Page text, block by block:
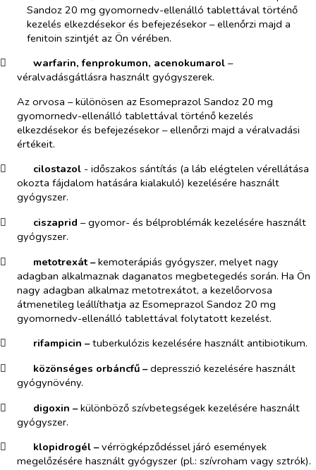
Sandoz 20 mg gyomornedv-ellenálló tablettával történő
kezelés elkezdésekor és befejezésekor – ellenőrzi majd a
fenitoin szintjét az Ön vérében.
​
warfarin, fenprokumon, acenokumarol –
véralvadásgátlásra használt gyógyszerek.
Az orvosa – különösen az Esomeprazol Sandoz 20 mg
gyomornedv-ellenálló tablettával történő kezelés
elkezdésekor és befejezésekor – ellenőrzi majd a véralvadási
értékeit.
​
cilostazol- időszakos sántítás (a láb elégtelen vérellátása
okozta fájdalom hatására kialakuló) kezelésére használt
gyógyszer.
​
ciszaprid – gyomor- és bélproblémák kezelésére használt
gyógyszer.
​
metotrexát –kemoterápiás gyógyszer, melyet nagy
adagban alkalmaznak daganatos megbetegedés során. Ha Ön
nagy adagban alkalmaz metotrexátot, a kezelőorvosa
átmenetileg leállíthatja az Esomeprazol Sandoz 20 mg
gyomornedv-ellenálló tablettával folytatott kezelést.
​
rifampicin –tuberkulózis kezelésére használt antibiotikum.
​
közönséges orbáncfű –depresszió kezelésére használt
gyógynövény.
​
digoxin –különböző szívbetegségek kezelésére használt
gyógyszer.
​
klopidrogél –vérrögképződéssel járó események
megelőzésére használt gyógyszer (pl.: szívroham vagy sztrók).